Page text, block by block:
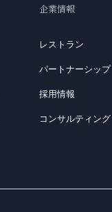
企業情報
レストラン
パートナーシップ
採用情報
コンサルティング